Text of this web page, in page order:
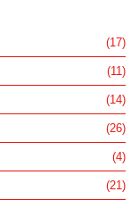
(17)
(11)
(14)
(26)
(4)
(21)